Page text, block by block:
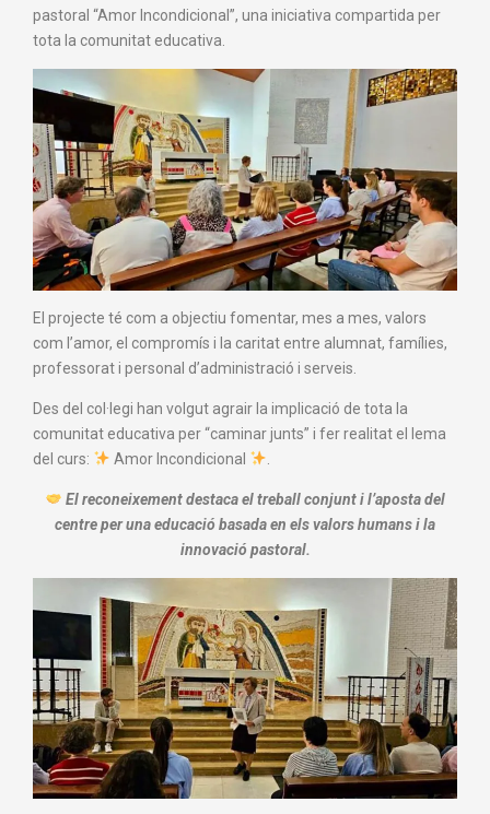
pastoral “Amor Incondicional”, una iniciativa compartida per
tota la comunitat educativa.
El projecte té com a objectiu fomentar, mes a mes, valors
com l’amor, el compromís i la caritat entre alumnat, famílies,
professorat i personal d’administració i serveis.
Des del col·legi han volgut agrair la implicació de tota la
comunitat educativa per “caminar junts” i fer realitat el lema
del curs:
Amor Incondicional
El reconeixement destaca el treball conjunt i l’aposta del
centre per una educació basada en els valors humans i la
innovació pastoral.